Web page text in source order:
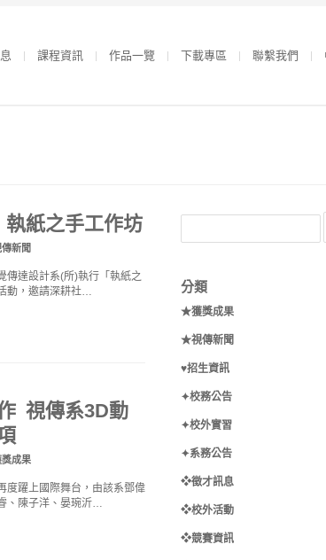
課程資訊 作品一覽 下載專區 聯繫我們
紙之手工作坊
新聞
傳達設計系(所)執行「執紙之
動，邀請深耕社…
視傳系3D動
成果
度躍上國際舞台，由該系鄧偉
、陳子洋、晏琬沂…
分類
★獲獎成果
★視傳新聞
♥招生資訊
✦校務公告
✦校外實習
✦系務公告
❖徵才訊息
❖校外活動
❖競賽資訊